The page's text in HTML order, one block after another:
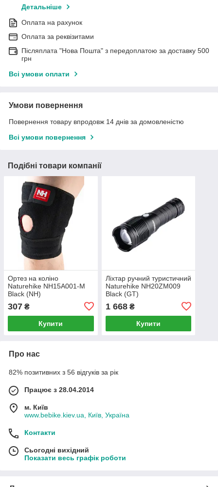
Детальніше
Оплата на рахунок
Оплата за реквізитами
Післяплата "Нова Пошта" з передоплатою за доставку 500
грн
Всі умови оплати
Умови повернення
Повернення товару впродовж 14 днів за домовленістю
Всі умови повернення
Подібні товари компанії
Ортез на коліно
Naturehike NH15A001-M
Black (NH)
307 ₴
Купити
Ліхтар ручний туристичний
Naturehike NH20ZM009
Black (GT)
1 668₴
Купити
Про нас
82% позитивних з 56 відгуків за рік
Працює з 28.04.2014
м. Київ
www.bebike.kiev.ua, Київ, Україна
Контакти
Сьогодні вихідний
Показати весь графік роботи